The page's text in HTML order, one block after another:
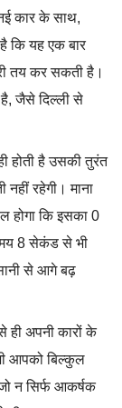
कार के साथ,
कि यह एक बार
तय कर सकती है।
है, जैसे दिल्ली से
होती है उसकी तुरंत
रहेगी। माना
होगा कि इसका 0
8 सेकंड से भी
से आगे बढ़
ही अपनी कारों के
आपको बिल्कुल
न सिर्फ आकर्षक